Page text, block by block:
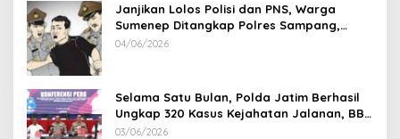
Janjikan Lolos Polisi dan PNS, Warga
Sumenep Ditangkap Polres Sampang,
Korban Rugi Rp 600 juta
04/06/2026
Selama Satu Bulan, Polda Jatim Berhasil
Ungkap 320 Kasus Kejahatan Jalanan, BB
100 Sepeda Motor dan 12 Mobil Diamankan
03/06/2026